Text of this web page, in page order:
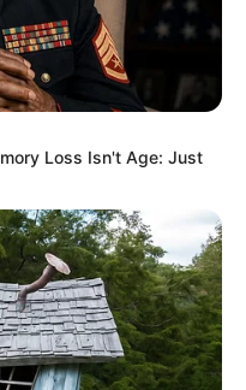
Loss Isn't Age: Just